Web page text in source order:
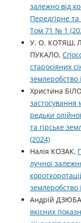
залежно від
Передгірне
Том 71 № 1
У. О. КОТЯШ,
ПУКАЛО,
старосіяних
Христина
застосування
редьки
та гірське
(2024)
Налія КОЗАК,
лучної
Андрій
якісних